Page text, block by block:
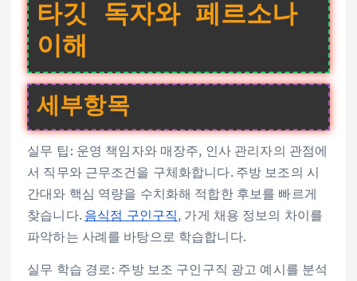
타깃 독자와 페르소나
이해
세부항목
실무 팁: 운영 책임자와 매장주, 인사 관리자의 관점에
서 직무와 근무조건을 구체화합니다. 주방 보조의 시
간대와 핵심 역량을 수치화해 적합한 후보를 빠르게
찾습니다.음식점 구인구직, 가게 채용 정보의 차이를
파악하는 사례를 바탕으로 학습합니다.
실무 학습 경로: 주방 보조 구인구직 광고 예시를 분석